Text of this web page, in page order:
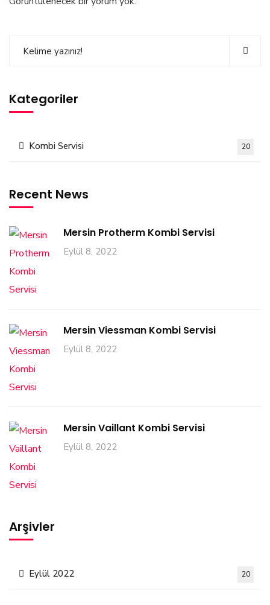
Kategoriler
Kombi Servisi 20
Recent News
Mersin Protherm Kombi Servisi
Eylül 8, 2022
Mersin Viessman Kombi Servisi
Eylül 8, 2022
Mersin Vaillant Kombi Servisi
Eylül 8, 2022
Arşivler
Eylül 2022 20